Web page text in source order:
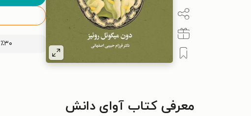
٪۳۰ تخفیف اولین خرید کتاب با کد
معرفی کتاب آوای دانش